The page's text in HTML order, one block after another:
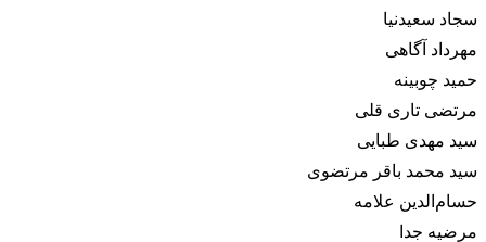
سجاد سعیدنیا
مهرداد آگاهی
حمید چوبینه
مرتضی تاری قلی
سید مهدی طبایی
سید محمد باقر مرتضوی
حسام‌الدین علامه
مرضیه جدا